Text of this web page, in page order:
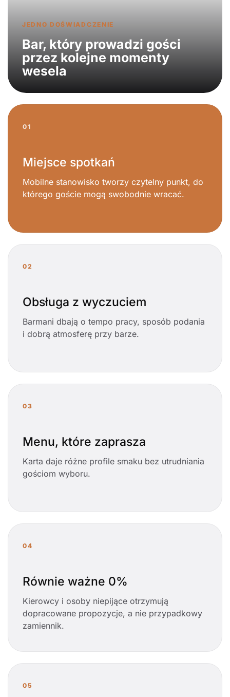
JEDNO DOŚWIADCZENIE
Bar, który prowadzi gości
przez kolejne momenty
wesela
01
Miejsce spotkań
Mobilne stanowisko tworzy czytelny punkt, do
którego goście mogą swobodnie wracać.
02
Obsługa z wyczuciem
Barmani dbają o tempo pracy, sposób podania
i dobrą atmosferę przy barze.
03
Menu, które zaprasza
Karta daje różne profile smaku bez utrudniania
gościom wyboru.
04
Równie ważne 0%
Kierowcy i osoby niepijące otrzymują
dopracowane propozycje, a nie przypadkowy
zamiennik.
05